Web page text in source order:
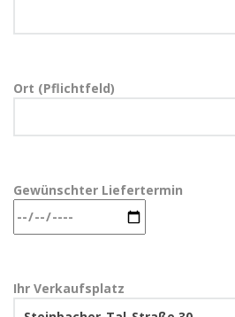
Ort (Pflichtfeld)
Gewünschter Liefertermin
Ihr Verkaufsplatz